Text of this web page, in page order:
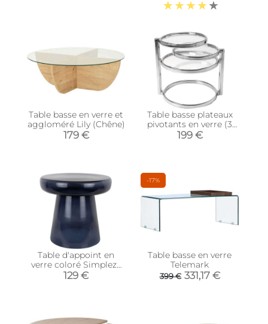
Table basse en verre et
aggloméré Lily (Chêne)
179 €
Table basse plateaux
pivotants en verre (3
plateaux)
199 €
Table d'appoint en
verre coloré Simpleza
(Gris)
129 €
-17%
Table basse en verre
Telemark
399 € 331,17 €